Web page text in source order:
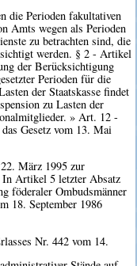
die Perioden fakultativen
Amts wegen als Perioden
zu betrachten sind, die
werden. § 2 - Artikel
der Berücksichtigung
Perioden für die
der Staatskasse findet
zu Lasten der
» Art. 12 -
Gesetz vom 13. Mai
März 1995 zur
Artikel 5 letzter Absatz
föderaler Ombudsmänner
18. September 1986
Nr. 442 vom 14.